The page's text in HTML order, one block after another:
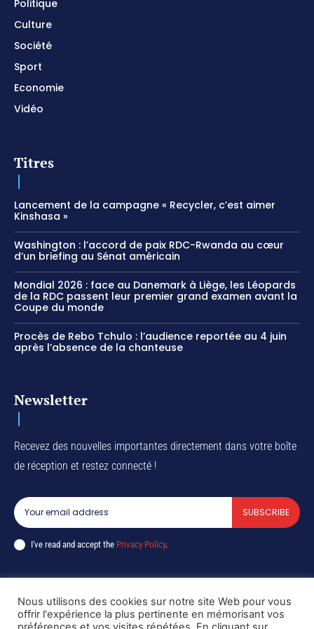
Politique
Culture
Société
Sport
Economie
Vidéo
Titres
Lancement de la campagne « Recycler, c’est aimer
Kinshasa »
Washington : l’accord de paix RDC-Rwanda au cœur
d’un briefing au Sénat américain
Mondial 2026 : face au Danemark à Liège, les Léopards
de la RDC passent leur premier grand examen avant la
Coupe du monde
Procès de Rebo Tchulo : l’audience reportée au 4 juin
après l’absence de la chanteuse
Newsletter
Recevez des nouvelles importantes directement dans votre boîte
de réception et restez connecté !
SUBSCRIBE
I've read and accept the Privacy Policy.
Copyright © DiaspoRDC. All rights reserved
Nous utilisons des cookies sur notre site Web pour vous
offrir l'expérience la plus pertinente en mémorisant vos